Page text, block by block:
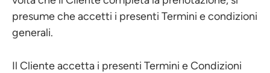
presume che accetti i presenti Termini e condizioni
generali.
Il Cliente accetta i presenti Termini e Condizioni